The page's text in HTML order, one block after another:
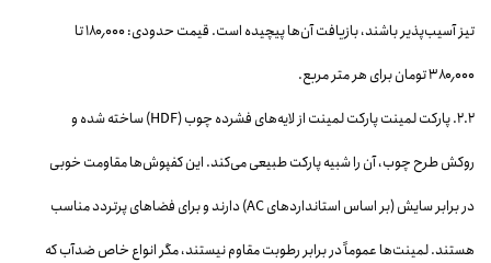
تیز آسیب‌پذیر باشند، بازیافت آن‌ها پیچیده است. قیمت حدودی: ۱۸۰٬۰۰۰ تا
۳۸۰٬۰۰۰ تومان برای هر متر مربع.
۲.۲. پارکت لمینت پارکت لمینت از لایه‌های فشرده چوب (HDF) ساخته شده و
روکش طرح چوب، آن را شبیه پارکت طبیعی می‌کند. این کفپوش‌ها مقاومت خوبی
در برابر سایش (بر اساس استانداردهای AC) دارند و برای فضاهای پرتردد مناسب
هستند. لمینت‌ها عموماً در برابر رطوبت مقاوم نیستند، مگر انواع خاص ضدآب که